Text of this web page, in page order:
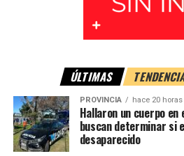
Importante
emergencia
de María Juana, quienes
destacamento y dos móviles del
participación de11 bomberos
ÚLTIMAS
PROVINCIA hace 20 horas
Hallaron un cuerpo en
buscan determinar
desaparecido